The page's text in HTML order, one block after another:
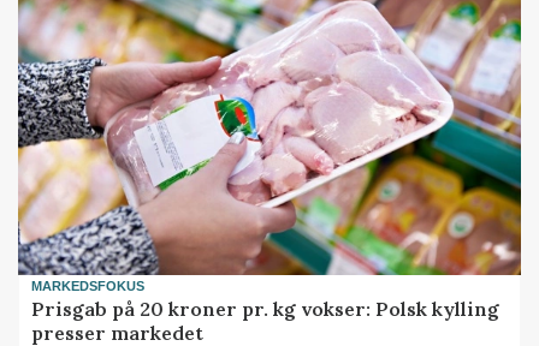
MARKEDSFOKUS
Prisgab på 20 kroner pr. kg vokser: Polsk kylling
presser markedet